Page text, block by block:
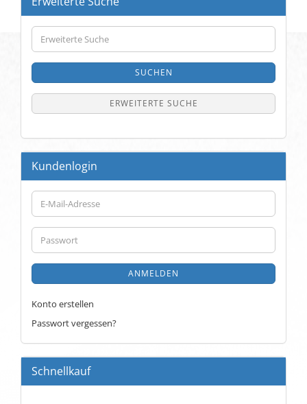
Erweiterte
Suche
SUCHEN
ERWEITERTE SUCHE
Kundenlogin
E-
Mail-
Adresse
Passwort
ANMELDEN
Konto erstellen
Passwort vergessen?
Schnellkauf